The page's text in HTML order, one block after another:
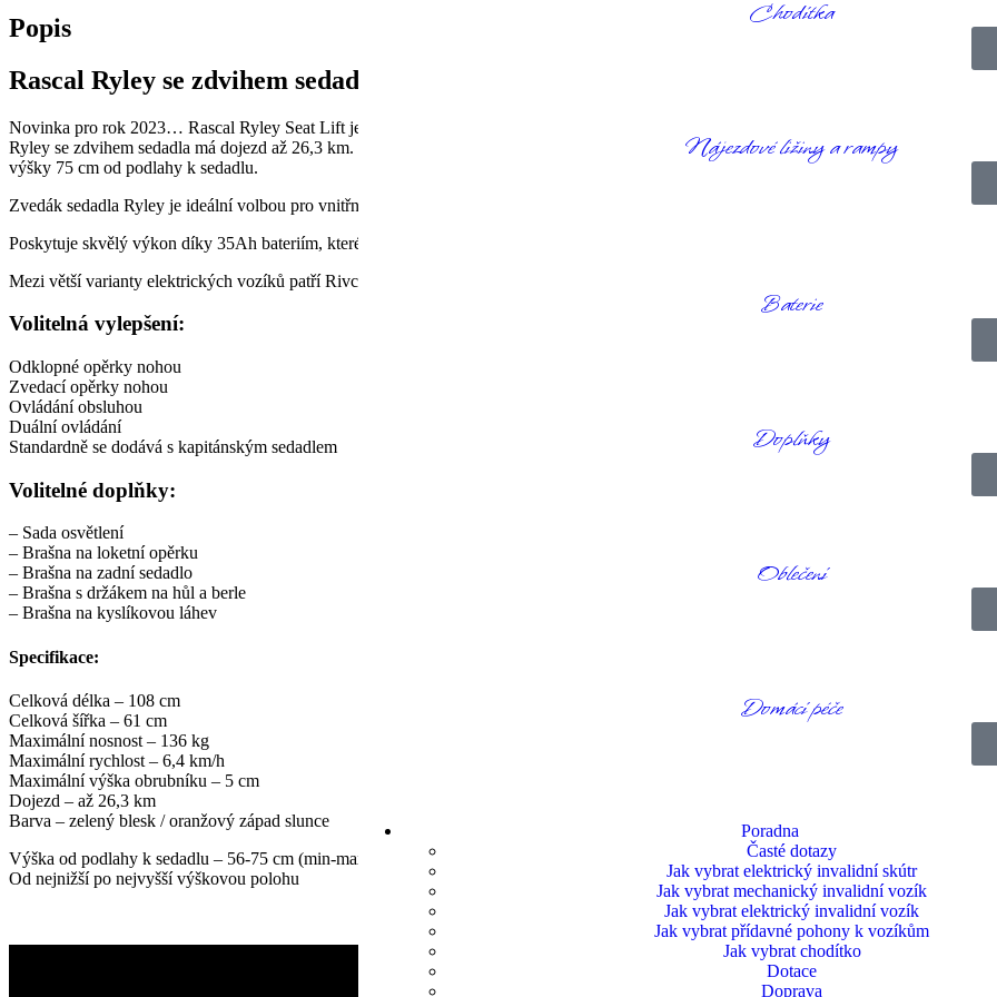
Chodítka
Nájezdové ližiny a rampy
Baterie
Doplňky
Oblečení
Domácí péče
Poradna
Časté dotazy
Jak vybrat elektrický invalidní skútr
Jak vybrat mechanický invalidní vozík
Jak vybrat elektrický invalidní vozík
Jak vybrat přídavné pohony k vozíkům
Jak vybrat chodítko
Dotace
Doprava
Popis
Rascal Ryley se zdvihem sedadla
Novinka pro rok 2023… Rascal Ryley Seat Lift je středně těžký motorový vozík s pohonem středních kol o rychlosti 6,4 km/h vhodný pro
Ryley se zdvihem sedadla má dojezd až 26,3 km. Tento model obsahuje pohodlné kapitánské sedadlo a zvedací mechanismus. Trnový
výšky 75 cm od podlahy k sedadlu.
Zvedák sedadla Ryley je ideální volbou pro vnitřní i venkovní použití tam, kde je omezený prostor.
Poskytuje skvělý výkon díky 35Ah bateriím, které přispívají k jeho vynikající manévrovatelnosti a plynulé jízdě.
Mezi větší varianty elektrických vozíků patří Rivco a Rivco se zvedákem sedadla.
Volitelná vylepšení:
Odklopné opěrky nohou
Zvedací opěrky nohou
Ovládání obsluhou
Duální ovládání
Standardně se dodává s kapitánským sedadlem
Volitelné doplňky:
– Sada osvětlení
– Brašna na loketní opěrku
– Brašna na zadní sedadlo
– Brašna s držákem na hůl a berle
– Brašna na kyslíkovou láhev
Specifikace:
Celková délka – 108 cm
Celková šířka – 61 cm
Maximální nosnost – 136 kg
Maximální rychlost – 6,4 km/h
Maximální výška obrubníku – 5 cm
Dojezd – až 26,3 km
Barva – zelený blesk / oranžový západ slunce
Výška od podlahy k sedadlu – 56-75 cm (min-max)
Od nejnižší po nejvyšší výškovou polohu